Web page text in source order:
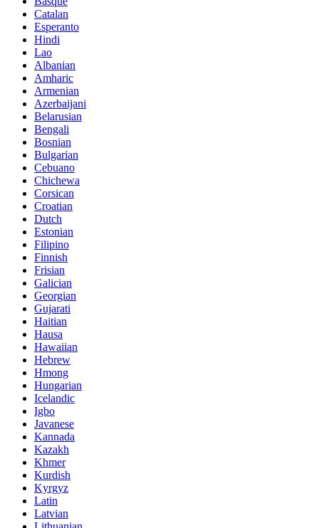
Catalan
Esperanto
Hindi
Lao
Albanian
Amharic
Armenian
Azerbaijani
Belarusian
Bengali
Bosnian
Bulgarian
Cebuano
Chichewa
Corsican
Croatian
Dutch
Estonian
Filipino
Finnish
Frisian
Galician
Georgian
Gujarati
Haitian
Hausa
Hawaiian
Hebrew
Hmong
Hungarian
Icelandic
Igbo
Javanese
Kannada
Kazakh
Khmer
Kurdish
Kyrgyz
Latin
Latvian